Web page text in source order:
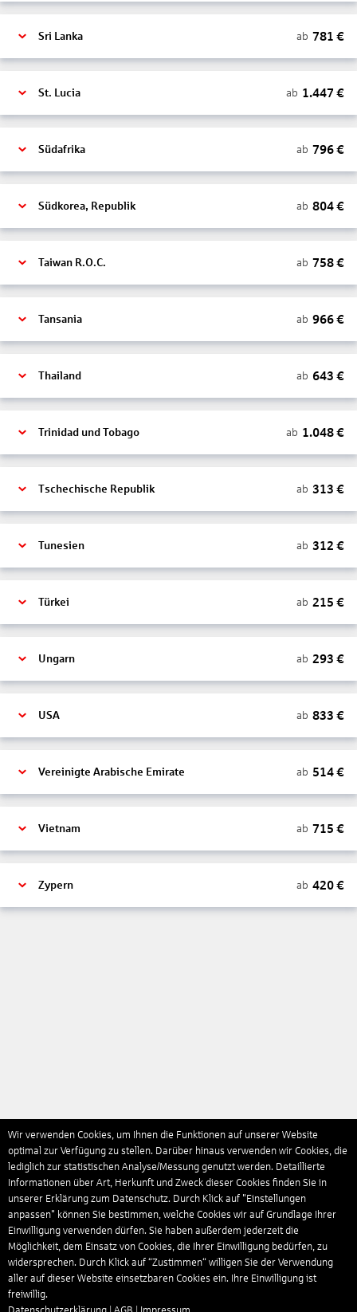
Sri Lanka ab 781 €
St. Lucia ab 1.447 €
Südafrika ab 796€
Südkorea, Republik ab 804€
Taiwan R.O.C. ab 758€
Tansania ab 966€
Thailand ab 643 €
Trinidad und Tobago ab 1.048€
Tschechische Republik ab 313 €
Tunesien ab 312 €
Türkei ab 215 €
Ungarn ab 293 €
USA ab 833 €
Vereinigte Arabische Emirate ab 514€
Vietnam ab 715 €
Zypern ab 420€
Wir verwenden Cookies, um Ihnen die Funktionen auf unserer Website
optimal zur Verfügung zu stellen. Darüber hinaus verwenden wir Cookies, die
lediglich zur statistischen Analyse/Messung genutzt werden. Detaillierte
Informationen über Art, Herkunft und Zweck dieser Cookies finden Sie in
unserer Erklärung zum Datenschutz. Durch Klick auf "Einstellungen
anpassen" können Sie bestimmen, welche Cookies wir auf Grundlage Ihrer
Einwilligung verwenden dürfen. Sie haben außerdem jederzeit die
Möglichkeit, dem Einsatz von Cookies, die Ihrer Einwilligung bedürfen, zu
widersprechen. Durch Klick auf “Zustimmen“ willigen Sie der Verwendung
aller auf dieser Website einsetzbaren Cookies ein. Ihre Einwilligung ist
freiwillig.